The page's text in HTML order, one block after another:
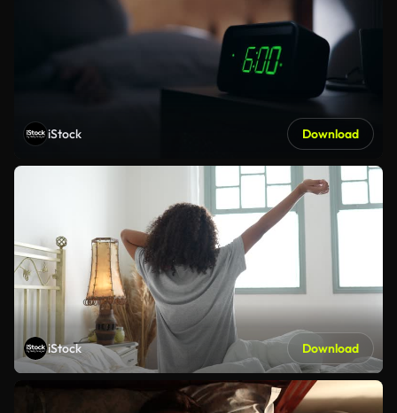
iStock Download
iStock Download